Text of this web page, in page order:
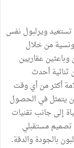
تستعيدويرلبول نفس
منخلال
وباعثينعقاريين
ثنائيةأحدث
أكثرمنأيوقت
يتمثلفي الحصول
إلىجانب تقنيات
تصميممستقبلي
بالجودةوالدقة.